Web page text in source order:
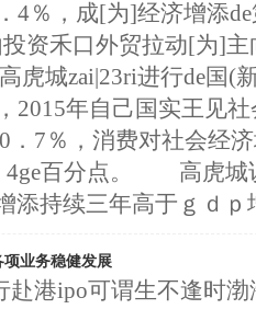
4％，成[为]经济增添
资禾口外贸拉动[为]
城zai|23ri进行de国(
2015年自己国实王见
．7％，消费对社会经
4ge百分点。 高虎城
添持续三年高于ｇｄｐ
项业务稳健发展
赴港ipo可谓生不逢时